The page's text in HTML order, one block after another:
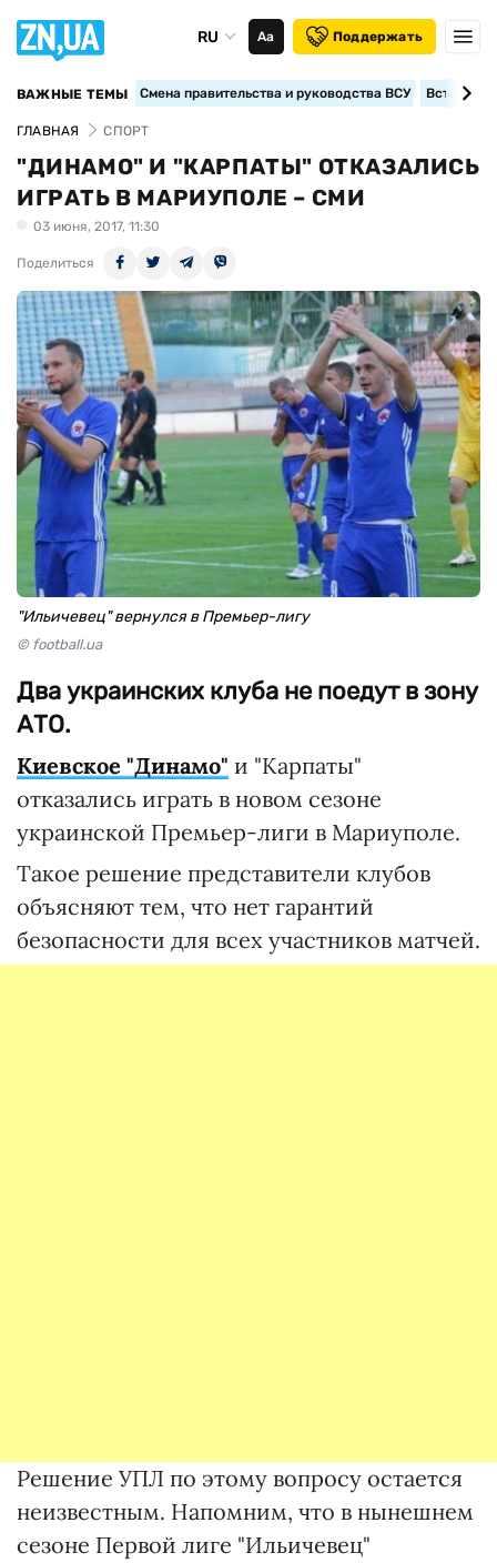
RU Аа Поддержать
ВАЖНЫЕ ТЕМЫ Смена правительства и руководства ВСУ
ГЛАВНАЯ СПОРТ
"ДИНАМО" И "КАРПАТЫ" ОТКАЗАЛИСЬ
ИГРАТЬ В МАРИУПОЛЕ – СМИ
03 июня, 2017, 11:30
Поделиться
"Ильичевец" вернулся в Премьер-лигу
© football.ua
Два украинских клуба не поедут в зону
АТО.
Киевское "Динамо" и "Карпаты"
отказались играть в новом сезоне
украинской Премьер-лиги в Мариуполе.
Такое решение представители клубов
объясняют тем, что нет гарантий
безопасности для всех участников матчей.
Решение УПЛ по этому вопросу остается
неизвестным. Напомним, что в нынешнем
сезоне Первой лиге "Ильичевец"